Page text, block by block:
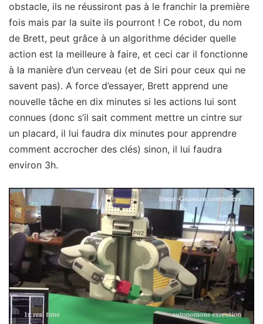
obstacle, ils ne réussiront pas à le franchir la première
fois mais par la suite ils pourront ! Ce robot, du nom
de Brett, peut grâce à un algorithme décider quelle
action est la meilleure à faire, et ceci car il fonctionne
à la manière d’un cerveau (et de Siri pour ceux qui ne
savent pas). A force d’essayer, Brett apprend une
nouvelle tâche en dix minutes si les actions lui sont
connues (donc s’il sait comment mettre un cintre sur
un placard, il lui faudra dix minutes pour apprendre
comment accrocher des clés) sinon, il lui faudra
environ 3h.